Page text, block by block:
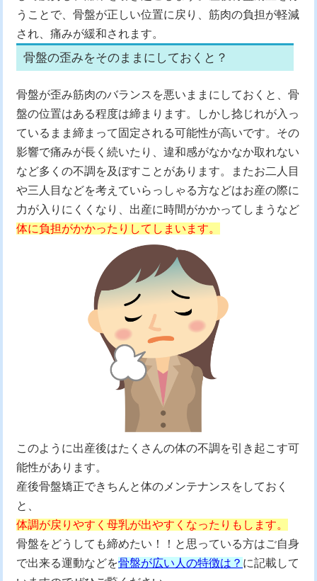
うことで、骨盤が正しい位置に戻り、筋肉の負担が軽減
され、痛みが緩和されます。
骨盤の歪みをそのままにしておくと？
骨盤が歪み筋肉のバランスを悪いままにしておくと、骨
盤の位置はある程度は締まります。しかし捻じれが入っ
ているまま締まって固定される可能性が高いです。その
影響で痛みが長く続いたり、違和感がなかなか取れない
など多くの不調を及ぼすことがあります。またお二人目
や三人目などを考えていらっしゃる方などはお産の際に
力が入りにくくなり、出産に時間がかかってしまうなど
体に負担がかかったりしてしまいます。
このように出産後はたくさんの体の不調を引き起こす可
能性があります。
産後骨盤矯正できちんと体のメンテナンスをしておく
と、
体調が戻りやすく母乳が出やすくなったりもします。
骨盤をどうしても締めたい！！と思っている方はご自身
で出来る運動などを骨盤が広い人の特徴は？ に記載して